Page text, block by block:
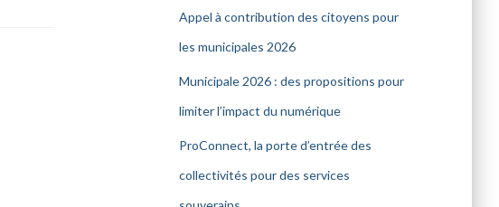
Appel à contribution des citoyens pour
les municipales 2026
Municipale 2026 : des propositions pour
limiter l’impact du numérique
ProConnect, la porte d’entrée des
collectivités pour des services